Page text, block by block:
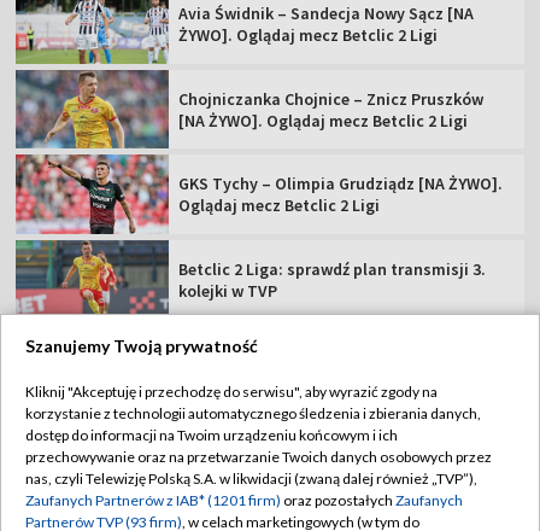
Avia Świdnik – Sandecja Nowy Sącz [NA
ŻYWO]. Oglądaj mecz Betclic 2 Ligi
Chojniczanka Chojnice – Znicz Pruszków
[NA ŻYWO]. Oglądaj mecz Betclic 2 Ligi
GKS Tychy – Olimpia Grudziądz [NA ŻYWO].
Oglądaj mecz Betclic 2 Ligi
Betclic 2 Liga: sprawdź plan transmisji 3.
kolejki w TVP
TVP
Abonament TVP
Sklep TVP
Regulamin TVP
Polityka prywatności
Szanujemy Twoją prywatność
Kliknij "Akceptuję i przechodzę do serwisu", aby wyrazić zgody na
korzystanie z technologii automatycznego śledzenia i zbierania danych,
dostęp do informacji na Twoim urządzeniu końcowym i ich
przechowywanie oraz na przetwarzanie Twoich danych osobowych przez
nas, czyli Telewizję Polską S.A. w likwidacji (zwaną dalej również „TVP”),
Zaufanych Partnerów z IAB* (1201 firm) oraz pozostałych Zaufanych
Partnerów TVP (93 firm), w celach marketingowych (w tym do